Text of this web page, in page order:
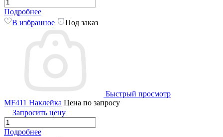
Подробнее
В избранное
Под заказ
Быстрый просмотр
MF411 Наклейка Цена по запросу
Запросить цену
Подробнее